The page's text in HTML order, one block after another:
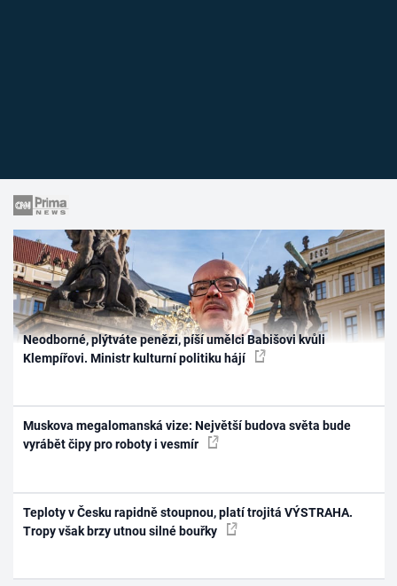
Neodborné, plýtváte penězi, píší umělci Babišovi kvůli
Klempířovi. Ministr kulturní politiku hájí
Muskova megalomanská vize: Největší budova světa bude
vyrábět čipy pro roboty i vesmír
Teploty v Česku rapidně stoupnou, platí trojitá VÝSTRAHA.
Tropy však brzy utnou silné bouřky